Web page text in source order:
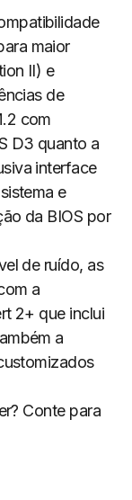
maior
II) e
de
com
D3 quanto a
interface
e
da BIOS por
de ruído, as
a
2+ que inclui
a
Conte para